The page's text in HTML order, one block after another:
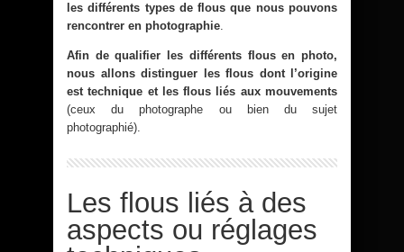
les différents types de flous que nous pouvons
rencontrer en photographie.
Afin de qualifier les différents flous en photo,
nous allons distinguer les flous dont l’origine
est technique et les flous liés aux mouvements
(ceux du photographe ou bien du sujet
photographié).
Les flous liés à des
aspects ou réglages